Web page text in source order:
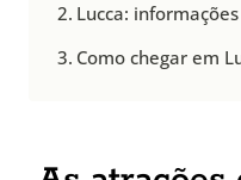
Lucca:
Como chegar em